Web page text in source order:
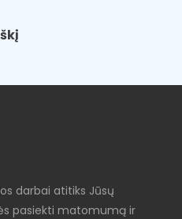
darbai atitiks Jūsų
pasiekti matomumą ir